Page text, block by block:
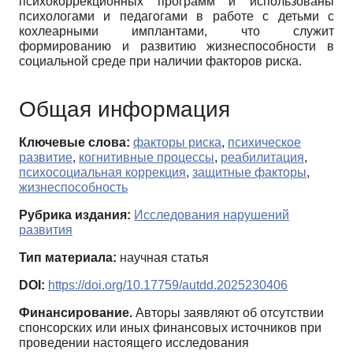
психологами и педагогами в работе с детьми с
кохлеарными имплантами, что служит
формированию и развитию жизнеспособности в
социальной среде при наличии факторов риска.
Общая информация
Ключевые слова: факторы риска, психическое
развитие, когнитивные процессы, реабилитация,
психосоциальная коррекция, защитные факторы,
жизнеспособность
Рубрика издания: Исследования нарушений
развития
Тип материала: научная статья
DOI: https://doi.org/10.17759/autdd.2025230406
Финансирование. Авторы заявляют об отсутствии
спонсорских или иных финансовых источников при
проведении настоящего исследования